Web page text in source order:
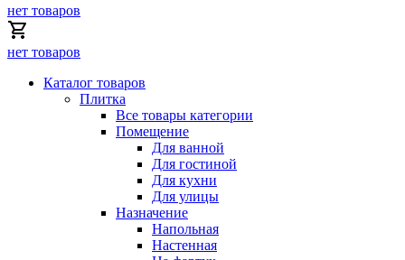
нет товаров
нет товаров
Каталог товаров
Плитка
Все товары категории
Помещение
Для ванной
Для гостиной
Для кухни
Для улицы
Назначение
Напольная
Настенная